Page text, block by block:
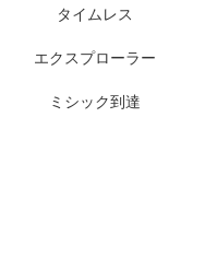
タイムレス
エクスプローラー
ミシック到達